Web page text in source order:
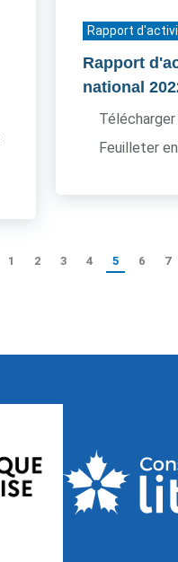
Rapport
Rapport
national
Feuilleter
1 2 3 4 5 6 7